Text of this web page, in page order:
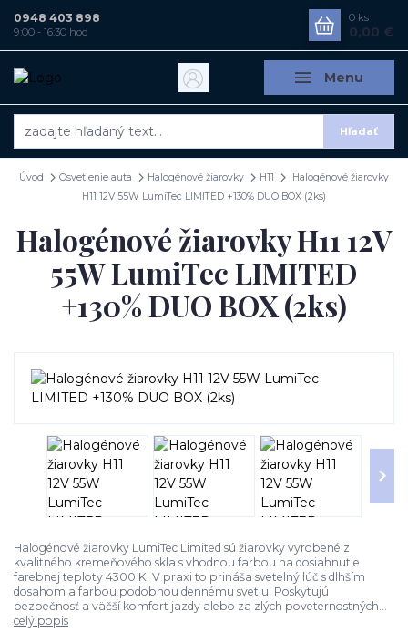
Menu
Hľadať
0948 403 898
9:00 - 16:30 hod
0 ks
0,00 €
Úvod Osvetlenie auta Halogénové žiarovky H11
Halogénové žiarovky
H11 12V 55W LumiTec LIMITED +130% DUO BOX (2ks)
Halogénové žiarovky H11 12V
55W LumiTec LIMITED
+130% DUO BOX (2ks)
Halogénové žiarovky LumiTec Limited sú žiarovky vyrobené z
kvalitného kremeňového skla s vhodnou farbou na dosiahnutie
farebnej teploty 4300 K. V praxi to prináša svetelný lúč s dlhším
dosahom a farbou podobnou dennému svetlu. Poskytujú
bezpečnosť a väčší komfort jazdy alebo za zlých poveternostných...
celý popis